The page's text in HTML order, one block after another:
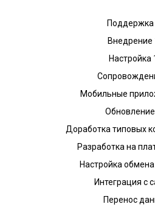
Поддержка
Внедрение
Настройка
Мобильные
Доработка типовых
Разработка на
Настройка
Интеграция с
Перенос